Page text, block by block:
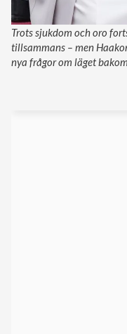
Trots sjukdom och oro
tillsammans – men
nya frågor om läget